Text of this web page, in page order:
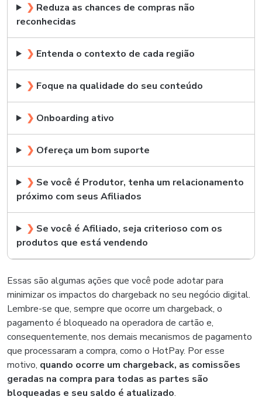
❯ Reduza as chances de compras não
reconhecidas
❯ Entenda o contexto de cada região
❯ Foque na qualidade do seu conteúdo
❯ Onboarding ativo
❯ Ofereça um bom suporte
❯ Se você é Produtor, tenha um relacionamento
próximo com seus Afiliados
❯ Se você é Afiliado, seja criterioso com os
produtos que está vendendo
Essas são algumas ações que você pode adotar para
minimizar os impactos do chargeback no seu negócio digital.
Lembre-se que, sempre que ocorre um chargeback, o
pagamento é bloqueado na operadora de cartão e,
consequentemente, nos demais mecanismos de pagamento
que processaram a compra, como o HotPay. Por esse
motivo, quando ocorre um chargeback, as comissões
geradas na compra para todas as partes são
bloqueadas e seu saldo é atualizado.